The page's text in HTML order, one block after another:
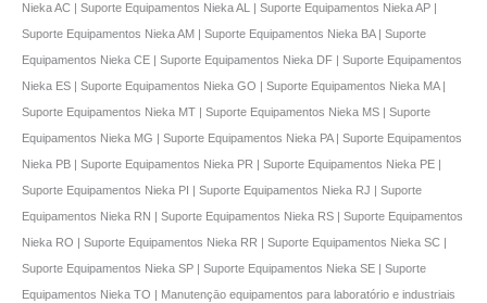
Nieka AC | Suporte Equipamentos Nieka AL | Suporte Equipamentos Nieka AP |
Suporte Equipamentos Nieka AM | Suporte Equipamentos Nieka BA | Suporte
Equipamentos Nieka CE | Suporte Equipamentos Nieka DF | Suporte Equipamentos
Nieka ES | Suporte Equipamentos Nieka GO | Suporte Equipamentos Nieka MA |
Suporte Equipamentos Nieka MT | Suporte Equipamentos Nieka MS | Suporte
Equipamentos Nieka MG | Suporte Equipamentos Nieka PA | Suporte Equipamentos
Nieka PB | Suporte Equipamentos Nieka PR | Suporte Equipamentos Nieka PE |
Suporte Equipamentos Nieka PI | Suporte Equipamentos Nieka RJ | Suporte
Equipamentos Nieka RN | Suporte Equipamentos Nieka RS | Suporte Equipamentos
Nieka RO | Suporte Equipamentos Nieka RR | Suporte Equipamentos Nieka SC |
Suporte Equipamentos Nieka SP | Suporte Equipamentos Nieka SE | Suporte
Equipamentos Nieka TO | Manutençāo equipamentos para laboratório e industriais